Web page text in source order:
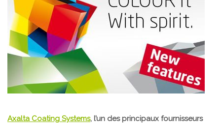
Axalta Coating Systems, l’un des principaux fournisseurs